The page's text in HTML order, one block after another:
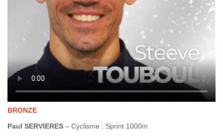
BRONZE
Paul SERVIERES – Cyclisme : Sprint 1000m